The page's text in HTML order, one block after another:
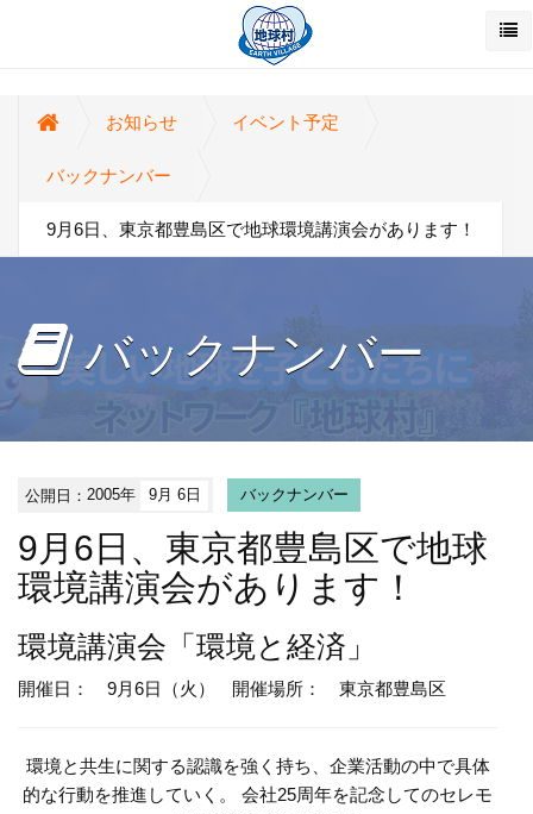
お知らせ イベント予定
バックナンバー
9月6日、東京都豊島区で地球環境講演会があります！
バックナンバー
公開日：2005年 9月 6日 バックナンバー
9月6日、東京都豊島区で地球
環境講演会があります！
環境講演会 「環境と経済」
開催日： 9月6日（火） 開催場所： 東京都豊島区
環境と共生に関する認識を強く持ち、企業活動の中で具体
的な行動を推進していく。 会社25周年を記念してのセレモ